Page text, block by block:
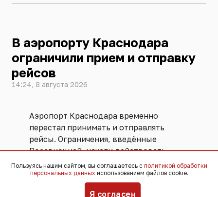
В аэропорту Краснодара
ограничили прием и отправку
рейсов
14:24, 8 августа 2026
Аэропорт Краснодара временно
перестал принимать и отправлять
рейсы. Ограничения, введённые
Росавиацией, начали действовать
примернос полудня8 августа. В 13:32
аналогичные меры ввели ив аэропорту
Пользуясь нашим сайтом, вы соглашаетесь с политикой обработки
персональных данных использованием файлов cookie.
Я согласен